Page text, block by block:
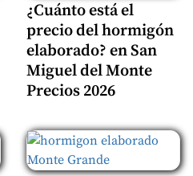
¿Cuánto está el
precio del hormigón
elaborado? en San
Miguel del Monte
Precios 2026